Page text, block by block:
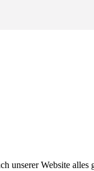
unserer Website alles